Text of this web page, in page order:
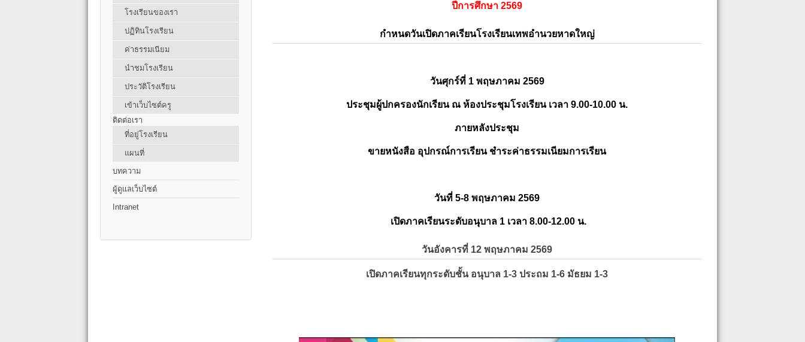
โรงเรียนของเรา
ปฏิทินโรงเรียน
ค่าธรรมเนียม
นำชมโรงเรียน
ประวัติโรงเรียน
เข้าเว็บไซต์ครู
ติดต่อเรา
ที่อยู่โรงเรียน
แผนที่
บทความ
ผู้ดูแลเว็บไซต์
Intranet
ปีการศึกษา 2569
กำหนดวันเปิดภาคเรียนโรงเรียนเทพอำนวยหาดใหญ่
วันศุกร์ที่ 1 พฤษภาคม 2569
ประชุมผู้ปกครองนักเรียน ณ ห้องประชุมโรงเรียน เวลา 9.00-10.00 น.
ภายหลังประชุม
ขายหนังสือ อุปกรณ์การเรียน ชำระค่าธรรมเนียมการเรียน
วันที่ 5-8 พฤษภาคม 2569
เปิดภาคเรียนระดับอนุบาล 1 เวลา 8.00-12.00 น.
วันอังคารที่ 12 พฤษภาคม 2569
เปิดภาคเรียนทุกระดับชั้น อนุบาล 1-3 ประถม 1-6 มัธยม 1-3